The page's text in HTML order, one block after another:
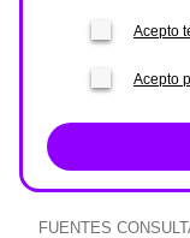
Acepto
Acepto
FUENTES